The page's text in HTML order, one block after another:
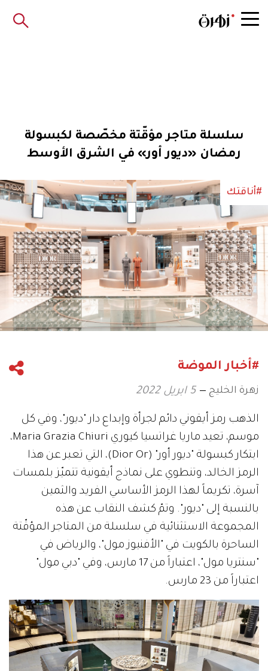
سلسلة متاجر مؤقّتة مخصّصة لكبسولة
رمضان «ديور أور» في الشرق الأوسط
#أناقتك
#أخبار الموضة
زهرة الخليج 5 ابريل 2022
الذهب رمز أيقوني دائم لجرأة وإبداع دار "ديور"، وفي كل
موسم، تعيد ماريا غراتسيا كيوري Maria Grazia Chiuri،
ابتكار كبسولة "ديور أور" (Dior Or)، التي تعبر عن هذا
الرمز الخالد، وتنطوي على نماذج أيقونية تتميّز بلمسات
آسرة، تكريماً لهذا الرمز الأساسي الفريد والثمين
بالنسبة إلى "ديور". وتمّ كشف النقاب عن هذه
المجموعة الاستثنائية في سلسلة من المتاجر المؤقّتة
الساحرة بالكويت في "الأفنيوز مول"، والرياض في
"سنتريا مول"، اعتباراً من 17 مارس، وفي "دبي مول"
اعتباراً من 23 مارس.